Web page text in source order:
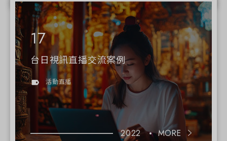
台日視訊直播交流案例
活動直播
2022 MORE